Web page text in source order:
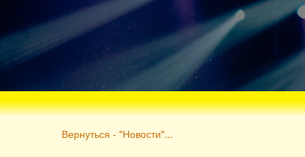
Вернуться - "Новости"...